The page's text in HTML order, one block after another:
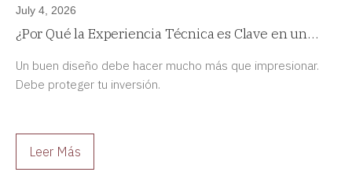
July 4, 2026
¿Por Qué la Experiencia Técnica es Clave en un
Un buen diseño debe hacer mucho más que impresionar.
Debe proteger tu inversión.
Leer Más